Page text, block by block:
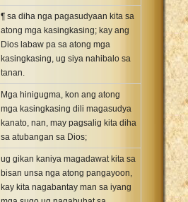
¶ sa diha nga pagasudyaan kita sa
atong mga kasingkasing; kay ang
Dios labaw pa sa atong mga
kasingkasing, ug siya nahibalo sa
tanan.
Mga hinigugma, kon ang atong
mga kasingkasing dili magasudya
kanato, nan, may pagsalig kita diha
sa atubangan sa Dios;
ug gikan kaniya magadawat kita sa
bisan unsa nga atong pangayoon,
kay kita nagabantay man sa iyang